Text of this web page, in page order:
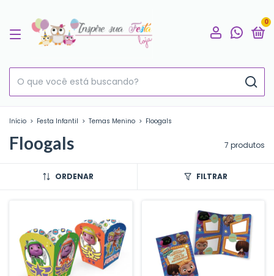
0
Início > Festa Infantil > Temas Menino > Floogals
Floogals 7 produtos
ORDENAR FILTRAR